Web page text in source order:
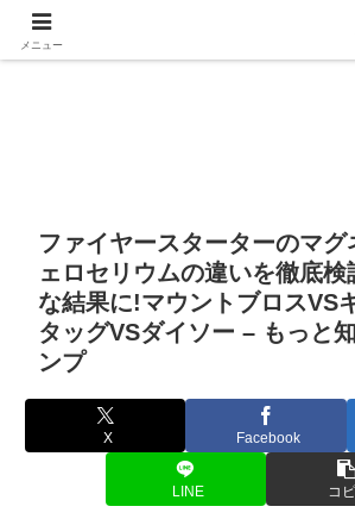
ファイヤースターターのマグ
ェロセリウムの違いを徹底
な結果に!マウントブロスVS
タッグVSダイソー – もっと
ンプ
X Facebook
LINE コ
メニュー